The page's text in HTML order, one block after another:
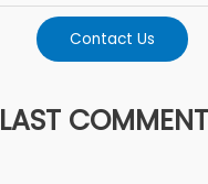
Contact Us
LAST